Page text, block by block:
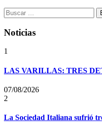
Buscar:
Noticias
1
LAS VARILLAS: TRES
07/08/2026
2
La Sociedad Italiana sufrió